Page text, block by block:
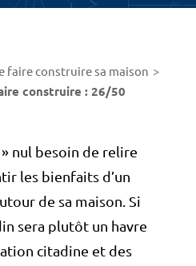
faire construire sa maison
construire : 26/50
nul besoin de relire
les bienfaits d’un
de sa maison. Si
sera plutôt un havre
citadine et des